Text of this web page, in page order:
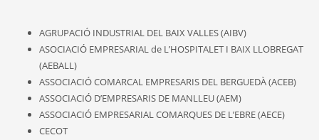
AGRUPACIÓ INDUSTRIAL DEL BAIX VALLES (AIBV)
ASOCIACIÓ EMPRESARIAL de L’HOSPITALET I BAIX LLOBREGAT
(AEBALL)
ASSOCIACIÓ COMARCAL EMPRESARIS DEL BERGUEDÀ (ACEB)
ASSOCIACIÓ D’EMPRESARIS DE MANLLEU (AEM)
ASSOCIACIÓ EMPRESARIAL COMARQUES DE L’EBRE (AECE)
CECOT